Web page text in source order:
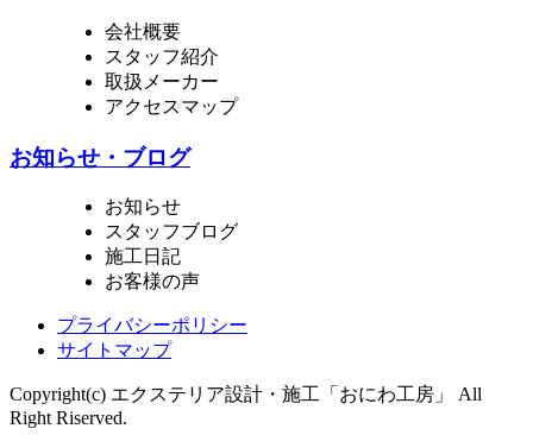
会社概要
スタッフ紹介
取扱メーカー
アクセスマップ
お知らせ・ブログ
お知らせ
スタッフブログ
施工日記
お客様の声
プライバシーポリシー
サイトマップ
Copyright(c) エクステリア設計・施工「おにわ工房」 All
Right Riserved.